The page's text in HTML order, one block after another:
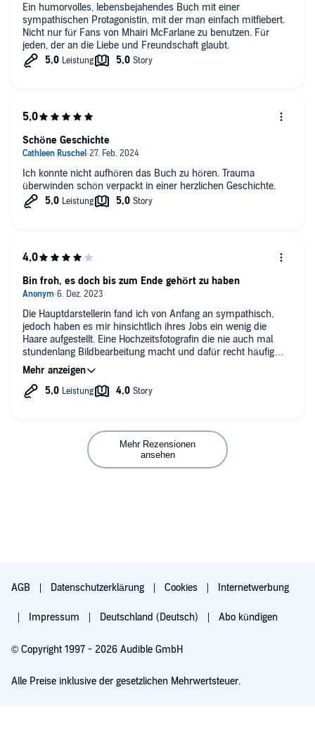
Ein humorvolles, lebensbejahendes Buch mit einer
sympathischen Protagonistin, mit der man einfach mitfiebert.
Nicht nur für Fans von Mhairi McFarlane zu benutzen. Für
jeden, der an die Liebe und Freundschaft glaubt.
Ich konnte nicht aufhören das Buch zu hören. Trauma
überwinden schön verpackt in einer herzlichen Geschichte.
Schöne Geschichte
Die Hauptdarstellerin fand ich von Anfang an sympathisch,
jedoch haben es mir hinsichtlich ihres Jobs ein wenig die
Haare aufgestellt. Eine Hochzeitsfotografin die nie auch mal
stundenlang Bildbearbeitung macht und dafür recht häufig
fotografiert. Das fand ich etwas schlecht recherchiert und aus
Erfahrung unglaubwürdig. Und dann noch ihre Aktion mit dem
Brief… also echt… am liebsten hätte ich das Hörbuch
ich dem Buch nochmal eine Chance gegeben. Und ja, es hat
sich gelohnt es zu Ende zu hören. War am Ende doch eine tolle
Geschichte und wie immer äußerst unterhaltsam gelesen.
Bin froh, es doch bis zum Ende gehört zu haben
Mehr Rezensionen
ansehen
AGB Datenschutzerklärung Cookies Internetwerbung
Impressum Deutschland (Deutsch) Abo kündigen
© Copyright 1997 - 2026 Audible GmbH
Alle Preise inklusive der gesetzlichen Mehrwertsteuer.